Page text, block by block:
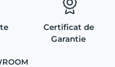
Certificat de
Garantie